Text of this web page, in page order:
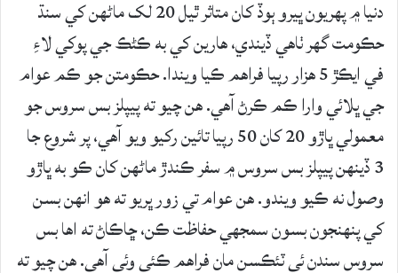
دنيا ۾ پهريون ڀيرو ٻوڏ کان متاثر ٿيل 20 لک ماڻهن کي سنڌ
حڪومت گهر ٺاهي ڏيندي، هارين کي به ڪڻڪ جي پوکي لاءِ
في ايڪڙ 5 هزار رپيا فراهم ڪيا ويندا. حڪومتن جو ڪم عوام
جي ڀلائي وارا ڪم ڪرڻ آهي. هن چيو ته پيپلز بس سروس جو
معمولي ڀاڙو 20 کان 50 رپيا تائين رکيو ويو آهي، پر شروع جا
3 ڏينهن پيپلز بس سروس ۾ سفر ڪندڙ ماڻهن کان ڪو به ڀاڙو
وصول نه ڪيو ويندو. هن عوام تي زور ڀريو ته هو انهن بسن
کي پنهنجون بسون سمجهي حفاظت ڪن، ڇاڪاڻ ته اها بس
سروس سندن ئي ٽئڪسن مان فراهم ڪئي وئي آهي. هن چيو ته